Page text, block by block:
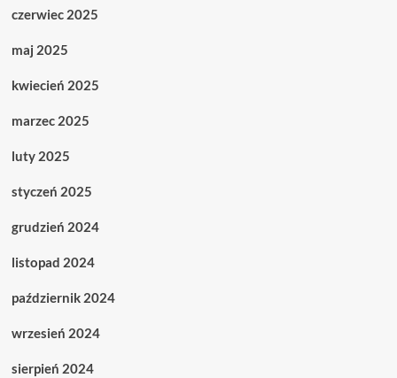
czerwiec 2025
maj 2025
kwiecień 2025
marzec 2025
luty 2025
styczeń 2025
grudzień 2024
listopad 2024
październik 2024
wrzesień 2024
sierpień 2024